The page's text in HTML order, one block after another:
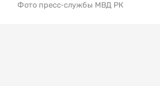
Фото пресс-службы МВД РК